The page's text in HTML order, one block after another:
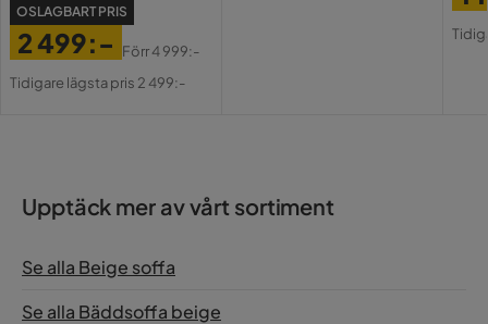
OSLAGBART PRIS
Pris
2 499:-
Original
Förr4 999:-
Tidigare lägsta pris 2 499:-
Upptäck mer av vårt sortiment
Se alla Beige soffa
Se alla Bäddsoffa beige